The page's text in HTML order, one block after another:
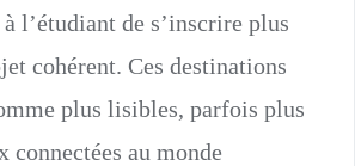
l’étudiant de s’inscrire plus
cohérent. Ces destinations
plus lisibles, parfois plus
connectées au monde